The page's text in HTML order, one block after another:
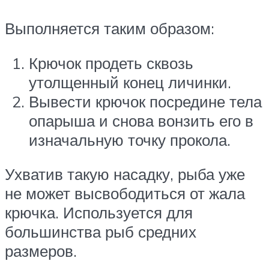
Выполняется таким образом:
Крючок продеть сквозь
утолщенный конец личинки.
Вывести крючок посредине тела
опарыша и снова вонзить его в
изначальную точку прокола.
Ухватив такую насадку, рыба уже
не может высвободиться от жала
крючка. Используется для
большинства рыб средних
размеров.